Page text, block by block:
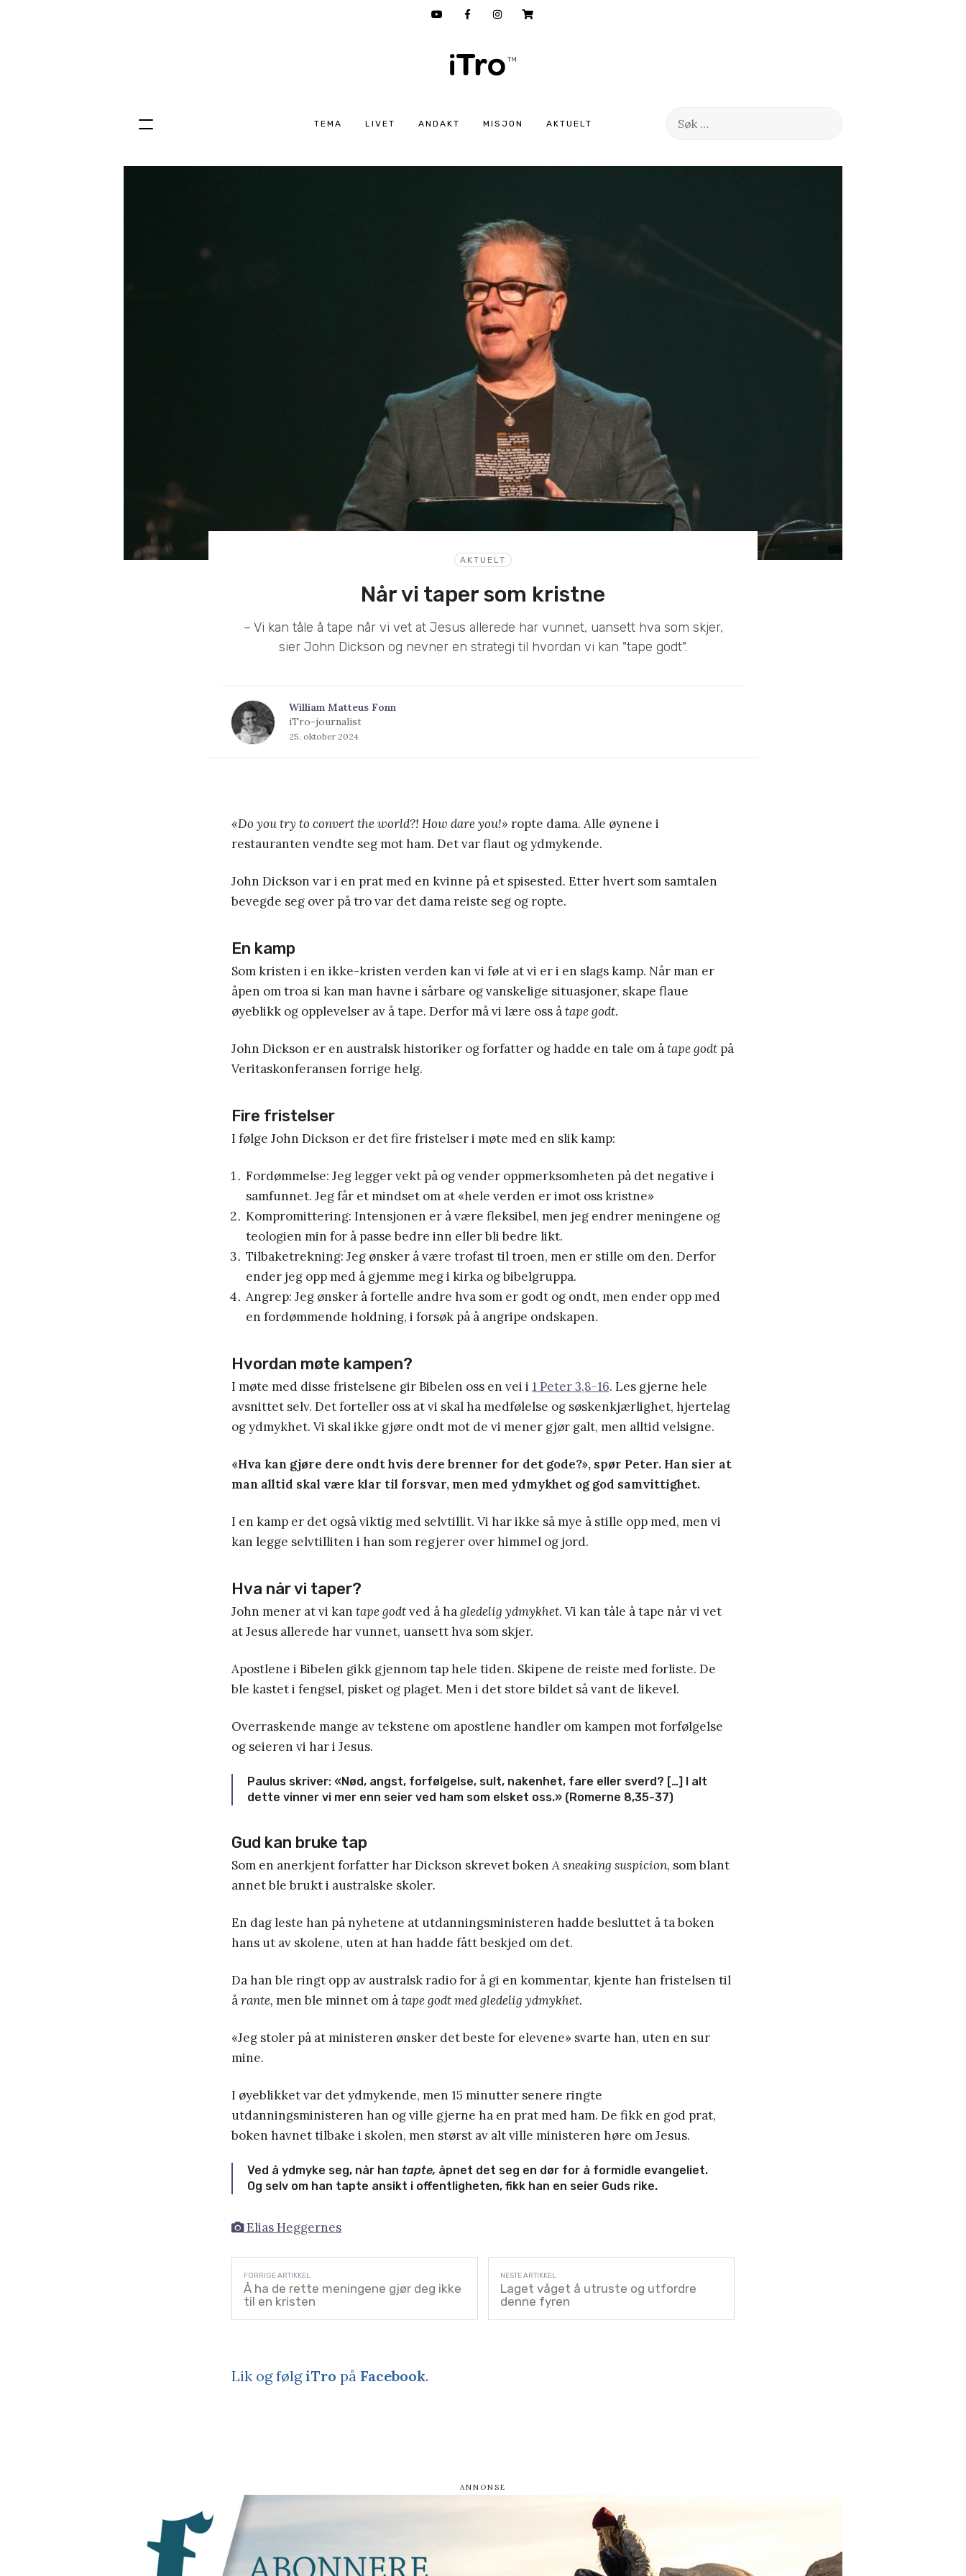
TEMA LIVET ANDAKT MISJON AKTUELT
Søk
Hopp
AKTUELT
Når vi taper som kristne
– Vi kan tåle å tape når vi vet at Jesus allerede har vunnet, uansett hva som skjer,
sier John Dickson og nevner en strategi til hvordan vi kan "tape godt".
William Matteus Fonn
iTro-journalist
25. oktober 2024
«Do you try to convert the world?! How dare you!» ropte dama. Alle øynene i
restauranten vendte seg mot ham. Det var flaut og ydmykende.
John Dickson var i en prat med en kvinne på et spisested. Etter hvert som samtalen
bevegde seg over på tro var det dama reiste seg og ropte.
En kamp
Som kristen i en ikke-kristen verden kan vi føle at vi er i en slags kamp. Når man er
åpen om troa si kan man havne i sårbare og vanskelige situasjoner, skape flaue
øyeblikk og opplevelser av å tape. Derfor må vi lære oss åtape godt.
John Dickson er en australsk historiker og forfatter og hadde en tale om åtape godt på
Veritaskonferansen forrige helg.
Fire fristelser
I følge John Dickson er det fire fristelser i møte med en slik kamp:
Fordømmelse: Jeg legger vekt på og vender oppmerksomheten på det negative i
samfunnet. Jeg får et mindset om at «hele verden er imot oss kristne»
Kompromittering: Intensjonen er å være fleksibel, men jeg endrer meningene og
teologien min for å passe bedre inn eller bli bedre likt.
Tilbaketrekning: Jeg ønsker å være trofast til troen, men er stille om den. Derfor
ender jeg opp med å gjemme meg i kirka og bibelgruppa.
Angrep: Jeg ønsker å fortelle andre hva som er godt og ondt, men ender opp med
en fordømmende holdning, i forsøk på å angripe ondskapen.
Hvordan møte kampen?
I møte med disse fristelsene gir Bibelen oss en vei i 1 Peter 3,8-16. Les gjerne hele
avsnittet selv. Det forteller oss at vi skal ha medfølelse og søskenkjærlighet, hjertelag
og ydmykhet. Vi skal ikke gjøre ondt mot de vi mener gjør galt, men alltid velsigne.
«Hva kan gjøre dere ondt hvis dere brenner for det gode?», spør Peter. Han sier at
man alltid skal være klar til forsvar, men med ydmykhet og god samvittighet.
I en kamp er det også viktig med selvtillit. Vi har ikke så mye å stille opp med, men vi
kan legge selvtilliten i han som regjerer over himmel og jord.
Hva når vi taper?
John mener at vi kan tape godtved å hagledelig ydmykhet. Vi kan tåle å tape når vi vet
at Jesus allerede har vunnet, uansett hva som skjer.
Apostlene i Bibelen gikk gjennom tap hele tiden. Skipene de reiste med forliste. De
ble kastet i fengsel, pisket og plaget. Men i det store bildet så vant de likevel.
Overraskende mange av tekstene om apostlene handler om kampen mot forfølgelse
og seieren vi har i Jesus.
Paulus skriver: «Nød, angst, forfølgelse, sult, nakenhet, fare eller sverd? […] I alt
dette vinner vi mer enn seier ved ham som elsket oss.» (Romerne 8,35-37)
Gud kan bruke tap
Som en anerkjent forfatter har Dickson skrevet bokenA sneaking suspicion, som blant
annet ble brukt i australske skoler.
En dag leste han på nyhetene at utdanningsministeren hadde besluttet å ta boken
hans ut av skolene, uten at han hadde fått beskjed om det.
Da han ble ringt opp av australsk radio for å gi en kommentar, kjente han fristelsen til
årante, men ble minnet om åtape godt med gledelig ydmykhet.
«Jeg stoler på at ministeren ønsker det beste for elevene» svarte han, uten en sur
mine.
I øyeblikket var det ydmykende, men 15 minutter senere ringte
utdanningsministeren han og ville gjerne ha en prat med ham. De fikk en god prat,
boken havnet tilbake i skolen, men størst av alt ville ministeren høre om Jesus.
Ved å ydmyke seg, når han tapte, åpnet det seg en dør for å formidle evangeliet.
Og selv om han tapte ansikt i offentligheten, fikk han en seier Guds rike.
Elias Heggernes
Å ha de rette meningene gjør deg ikke
til en kristen
Laget våget å utruste og utfordre
denne fyren
Lik og følgiTro på Facebook.